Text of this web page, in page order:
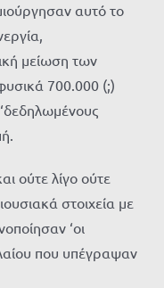
αυτό το
μείωση των
700.000 (;)
ούτε λίγο ούτε
στοιχεία με
‘οι
που υπέγραψαν